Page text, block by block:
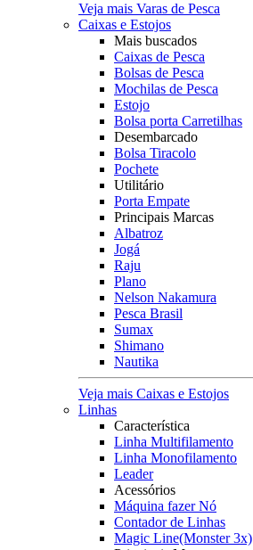
Veja mais Varas de Pesca
Caixas e Estojos
Mais buscados
Caixas de Pesca
Bolsas de Pesca
Mochilas de Pesca
Estojo
Bolsa porta Carretilhas
Desembarcado
Bolsa Tiracolo
Pochete
Utilitário
Porta Empate
Principais Marcas
Albatroz
Jogá
Raju
Plano
Nelson Nakamura
Pesca Brasil
Sumax
Shimano
Nautika
Veja mais Caixas e Estojos
Linhas
Característica
Linha Multifilamento
Linha Monofilamento
Leader
Acessórios
Máquina fazer Nó
Contador de Linhas
Magic Line(Monster 3x)